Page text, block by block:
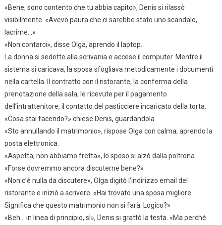
«Bene, sono contento che tu abbia capito», Denis si rilassò
visibilmente. «Avevo paura che ci sarebbe stato uno scandalo,
lacrime…»
«Non contarci», disse Olga, aprendo il laptop.
La donna si sedette alla scrivania e accese il computer. Mentre il
sistema si caricava, la sposa sfogliava metodicamente i documenti
nella cartella. Il contratto con il ristorante, la conferma della
prenotazione della sala, le ricevute per il pagamento
dell’intrattenitore, il contatto del pasticciere incaricato della torta.
«Cosa stai facendo?» chiese Denis, guardandola.
«Sto annullando il matrimonio», rispose Olga con calma, aprendo la
posta elettronica.
«Aspetta, non abbiamo fretta», lo sposo si alzò dalla poltrona.
«Forse dovremmo ancora discuterne bene?»
«Non c’è nulla da discutere», Olga digitò l’indirizzo email del
ristorante e iniziò a scrivere. «Hai trovato una sposa migliore.
Significa che questo matrimonio non si farà. Logico?»
«Beh… in linea di principio, sì», Denis si grattò la testa. «Ma perché